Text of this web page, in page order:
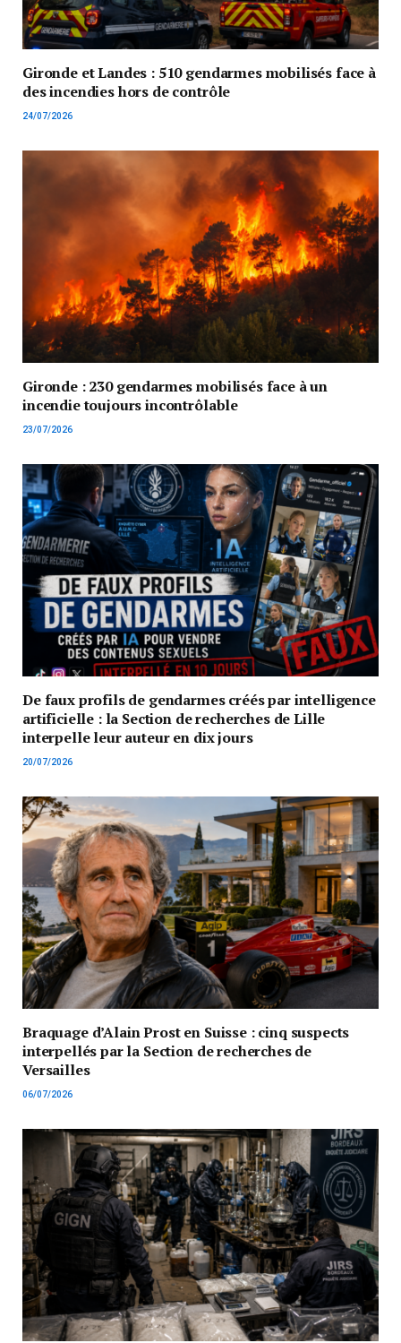
Gironde et Landes : 510 gendarmes mobilisés face à
des incendies hors de contrôle
24/07/2026
Gironde : 230 gendarmes mobilisés face à un
incendie toujours incontrôlable
23/07/2026
De faux profils de gendarmes créés par intelligence
artificielle : la Section de recherches de Lille
interpelle leur auteur en dix jours
20/07/2026
Braquage d’Alain Prost en Suisse : cinq suspects
interpellés par la Section de recherches de
Versailles
06/07/2026